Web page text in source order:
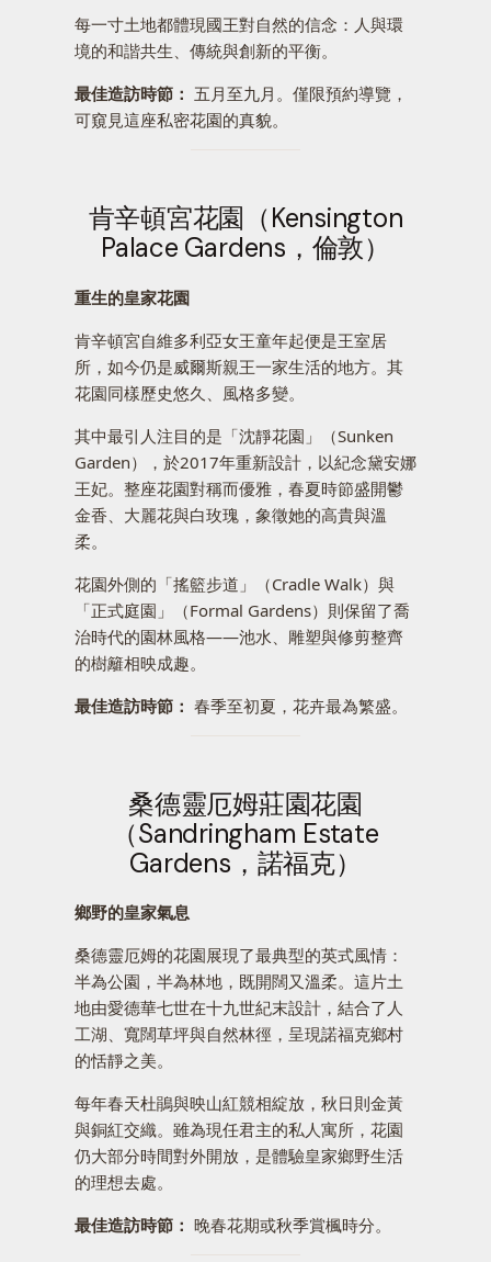
每一寸土地都體現國王對自然的信念：人與環
境的和諧共生、傳統與創新的平衡。
最佳造訪時節： 五月至九月。僅限預約導覽，
可窺見這座私密花園的真貌。
肯辛頓宮花園（Kensington
Palace Gardens，倫敦）
重生的皇家花園
肯辛頓宮自維多利亞女王童年起便是王室居
所，如今仍是威爾斯親王一家生活的地方。其
花園同樣歷史悠久、風格多變。
其中最引人注目的是「沈靜花園」（Sunken
Garden），於2017年重新設計，以紀念黛安娜
王妃。整座花園對稱而優雅，春夏時節盛開鬱
金香、大麗花與白玫瑰，象徵她的高貴與溫
柔。
花園外側的「搖籃步道」（Cradle Walk）與
「正式庭園」（Formal Gardens）則保留了喬
治時代的園林風格——池水、雕塑與修剪整齊
的樹籬相映成趣。
最佳造訪時節： 春季至初夏，花卉最為繁盛。
桑德靈厄姆莊園花園
（Sandringham Estate
Gardens，諾福克）
鄉野的皇家氣息
桑德靈厄姆的花園展現了最典型的英式風情：
半為公園，半為林地，既開闊又溫柔。這片土
地由愛德華七世在十九世紀末設計，結合了人
工湖、寬闊草坪與自然林徑，呈現諾福克鄉村
的恬靜之美。
每年春天杜鵑與映山紅競相綻放，秋日則金黃
與銅紅交織。雖為現任君主的私人寓所，花園
仍大部分時間對外開放，是體驗皇家鄉野生活
的理想去處。
最佳造訪時節： 晚春花期或秋季賞楓時分。